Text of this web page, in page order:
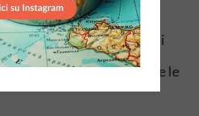
verde del Gargano
adatti anche ai bambini
centro storico e le